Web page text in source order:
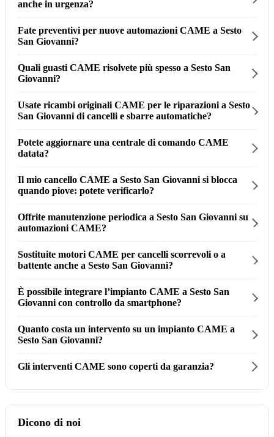
anche in urgenza?
Fate preventivi per nuove automazioni CAME a Sesto
San Giovanni?
Quali guasti CAME risolvete più spesso a Sesto San
Giovanni?
Usate ricambi originali CAME per le riparazioni a Sesto
San Giovanni di cancelli e sbarre automatiche?
Potete aggiornare una centrale di comando CAME
datata?
Il mio cancello CAME a Sesto San Giovanni si blocca
quando piove: potete verificarlo?
Offrite manutenzione periodica a Sesto San Giovanni su
automazioni CAME?
Sostituite motori CAME per cancelli scorrevoli o a
battente anche a Sesto San Giovanni?
È possibile integrare l’impianto CAME a Sesto San
Giovanni con controllo da smartphone?
Quanto costa un intervento su un impianto CAME a
Sesto San Giovanni?
Gli interventi CAME sono coperti da garanzia?
Dicono di noi